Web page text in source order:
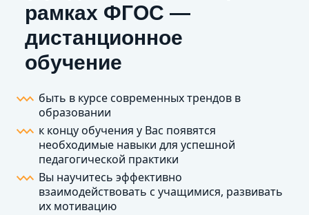
рамках ФГОС —
дистанционное
обучение
быть в курсе современных трендов в
образовании
к концу обучения у Вас появятся
необходимые навыки для успешной
педагогической практики
Вы научитесь эффективно
взаимодействовать с учащимися, развивать
их мотивацию